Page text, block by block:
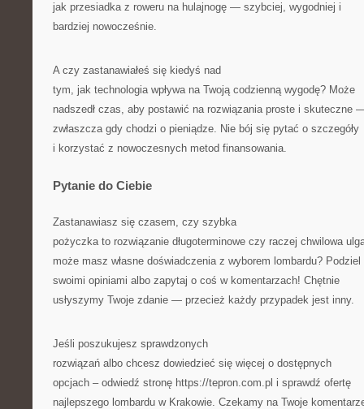
jak przesiadka z roweru na hulajnogę — szybciej, wygodniej i
bardziej nowocześnie.
A czy zastanawiałeś się kiedyś nad
tym, jak technologia wpływa na Twoją codzienną wygodę? Może
nadszedł czas, aby postawić na rozwiązania proste i skuteczne
zwłaszcza gdy chodzi o pieniądze. Nie bój się pytać o szczegóły
i korzystać z nowoczesnych metod finansowania.
Pytanie do Ciebie
Zastanawiasz się czasem, czy szybka
pożyczka to rozwiązanie długoterminowe czy raczej chwilowa
może masz własne doświadczenia z wyborem lombardu? Podziel
swoimi opiniami albo zapytaj o coś w komentarzach! Chętnie
usłyszymy Twoje zdanie — przecież każdy przypadek jest inny.
Jeśli poszukujesz sprawdzonych
rozwiązań albo chcesz dowiedzieć się więcej o dostępnych
opcjach – odwiedź stronę https://tepron.com.pl i sprawdź ofertę
najlepszego lombardu w Krakowie. Czekamy na Twoje